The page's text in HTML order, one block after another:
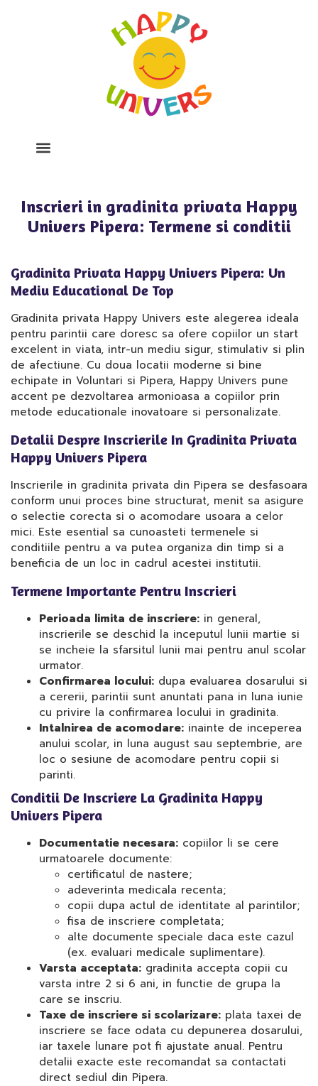
Inscrieri in gradinita privata Happy
Univers Pipera: Termene si conditii
Gradinita Privata Happy Univers Pipera: Un
Mediu Educational De Top
Gradinita privata Happy Univers este alegerea ideala
pentru parintii care doresc sa ofere copiilor un start
excelent in viata, intr-un mediu sigur, stimulativ si plin
de afectiune. Cu doua locatii moderne si bine
echipate in Voluntari si Pipera, Happy Univers pune
accent pe dezvoltarea armonioasa a copiilor prin
metode educationale inovatoare si personalizate.
Detalii Despre Inscrierile In Gradinita Privata
Happy Univers Pipera
Inscrierile in gradinita privata din Pipera se desfasoara
conform unui proces bine structurat, menit sa asigure
o selectie corecta si o acomodare usoara a celor
mici. Este esential sa cunoasteti termenele si
conditiile pentru a va putea organiza din timp si a
beneficia de un loc in cadrul acestei institutii.
Termene Importante Pentru Inscrieri
Perioada limita de inscriere: in general,
inscrierile se deschid la inceputul lunii martie si
se incheie la sfarsitul lunii mai pentru anul scolar
urmator.
Confirmarea locului: dupa evaluarea dosarului si
a cererii, parintii sunt anuntati pana in luna iunie
cu privire la confirmarea locului in gradinita.
Intalnirea de acomodare: inainte de inceperea
anului scolar, in luna august sau septembrie, are
loc o sesiune de acomodare pentru copii si
parinti.
Conditii De Inscriere La Gradinita Happy
Univers Pipera
Documentatie necesara: copiilor li se cere
urmatoarele documente:
certificatul de nastere;
adeverinta medicala recenta;
copii dupa actul de identitate al parintilor;
fisa de inscriere completata;
alte documente speciale daca este cazul
(ex. evaluari medicale suplimentare).
Varsta acceptata: gradinita accepta copii cu
varsta intre 2 si 6 ani, in functie de grupa la
care se inscriu.
Taxe de inscriere si scolarizare: plata taxei de
inscriere se face odata cu depunerea dosarului,
iar taxele lunare pot fi ajustate anual. Pentru
detalii exacte este recomandat sa contactati
direct sediul din Pipera.